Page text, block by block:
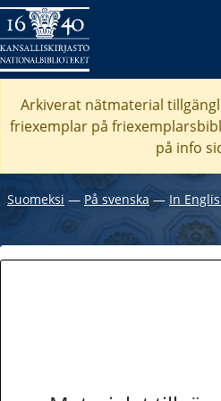
Arkiverat nätmaterial
friexemplar på
på info
Suomeksi ― På svenska― In